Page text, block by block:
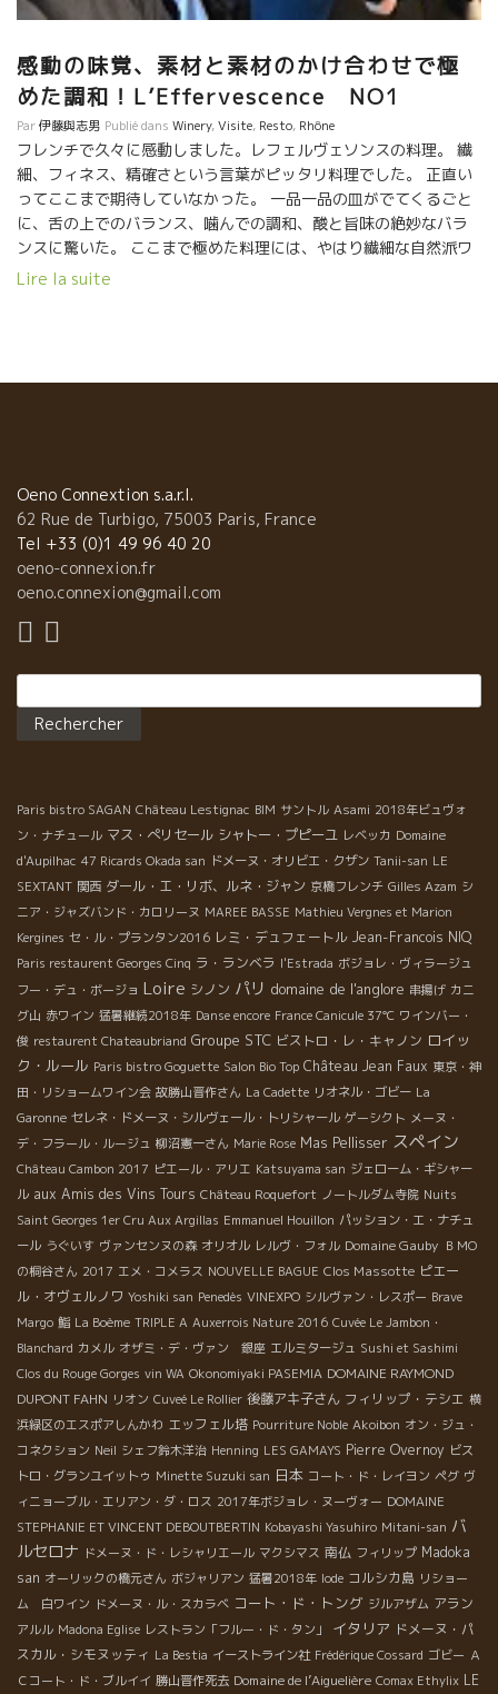
感動の味覚、素材と素材のかけ合わせで極
めた調和！L’Effervescence NO1
Par伊藤與志男 Publié dans Winery,Visite, Resto, Rhône
フレンチで久々に感動しました。レフェルヴェソンスの料理。 繊
細、フィネス、精確さという言葉がピッタリ料理でした。 正直い
ってここまで期待していなかった。 一品一品の皿がでてくるごと
に、舌の上でのバランス、噛んでの調和、酸と旨味の絶妙なバラ
ンスに驚いた。 ここまで極めた料理には、やはり繊細な自然派ワ
インしか合わせられないでしょう。 ノマをはじめ世界の超一流レ
だ。 ルネ・ジャンは云う、 『Hermitageエルミタージュやクロー
ズ・エルミタージュは、その昔は白ワインの産地だったんだ。こ
このテロワールには白葡萄の方が断然相性がいいんだ。しかも、
ルーサンヌ品種がよく熟した時の白は格別に美味い。』
ビオ野菜や新鮮な魚の旨味には、ルネジャンのワイ
も３倍美味しくなる。 鴨肉にはエルミタージの赤を
Lire la suite
Oeno Connextion s.a.r.l.
62 Rue de Turbigo, 75003 Paris, France
Tel +33 (0)1 49 96 40 20
oeno-connexion.fr
oeno.connexion@gmail.com
Paris bistro SAGAN Château Lestignac BIM サントル Asami 2018年ビュヴォ
ン・ナチュール マス・ぺリセール シャトー・プピーユ レベッカ Domaine
d'Aupilhac 47 Ricards Okada san ドメーヌ・オリビエ・クザン Tanii-san LE
SEXTANT 関西 ダール・エ・リボ、ルネ・ジャン 京橋フレンチ Gilles Azam シ
ニア・ジャズバンド・カロリーヌ MAREE BASSE Mathieu Vergnes et Marion
Kergines セ・ル・プランタン2016 レミ・デュフェートル Jean-Francois NIQ
Paris restaurent Georges Cinq ラ・ランベラ l'Estrada ボジョレ・ヴィラージュ
フー・デュ・ボージョ Loire シノン パリ domaine de l'anglore 串揚げ カニ
グ山 赤ワイン 猛暑継続2018年 Danse encore France Canicule 37℃ ワインバー・
俊 restaurent Chateaubriand Groupe STC ビストロ・レ・キャノン ロイッ
ク・ルール Paris bistro Goguette Salon Bio Top Château Jean Faux 東京・神
田・リショームワイン会 故勝山晋作さん La Cadette リオネル・ゴビー La
Garonne セレネ・ドメーヌ・シルヴェール・トリシャール ゲーシクト メーヌ・
デ・フラール・ルージュ 柳沼憲一さん Marie Rose Mas Pellisser スペイン
Château Cambon 2017 ピエール・アリエ Katsuyama san ジェローム・ギシャー
ル aux Amis des Vins Tours Château Roquefort ノートルダム寺院 Nuits
Saint Georges 1er Cru Aux Argillas Emmanuel Houillon パッション・エ・ナチュ
ール うぐいす ヴァンセンヌの森 オリオル レルヴ・フォル Domaine Gauby ＢＭО
の桐谷さん 2017 エメ・コメラス NOUVELLE BAGUE Clos Massotte ピエー
ル・オヴェルノワ Yoshiki san Penedès VINEXPO シルヴァン・レスポー Brave
Margo 鮨 La Boème TRIPLE A Auxerrois Nature 2016 Cuvée Le Jambon・
Blanchard カメル オザミ・デ・ヴァン 銀座 エルミタージュ Sushi et Sashimi
Clos du Rouge Gorges vin WA Okonomiyaki PASEMIA DOMAINE RAYMOND
DUPONT FAHN リオン Cuveé Le Rollier 後藤アキ子さん フィリップ・テシエ 横
浜緑区のエスポアしんかわ エッフェル塔 Pourriture Noble Akoibon オン・ジュ・
コネクション Neil シェフ鈴木洋治 Henning LES GAMAYS Pierre Overnoy ビス
トロ・グランユイットゥ Minette Suzuki san 日本 コート・ド・レイヨン ペグ ヴ
ィニョーブル・エリアン・ダ・ロス 2017年ボジョレ・ヌーヴォー DOMAINE
STEPHANIE ET VINCENT DEBOUTBERTIN Kobayashi Yasuhiro Mitani-san バ
ルセロナ ドメーヌ・ド・レシャリエール マクシマス 南仏 フィリップ Madoka
san オーリックの橋元さん ボジャリアン 猛暑2018年 Iode コルシカ島 リショー
ム 白ワイン ドメーヌ・ル・スカラベ コート・ド・トング ジルアザム アラン
アルル Madona Eglise レストラン「フルー・ド・タン」 イタリア ドメーヌ・パ
スカル・シモヌッティ La Bestia イーストライン社 Frédérique Cossard ゴビー Ａ
Ｃコート・ド・ブルイイ 勝山晋作死去 Domaine de l’Aiguelière Comax Ethylix LE